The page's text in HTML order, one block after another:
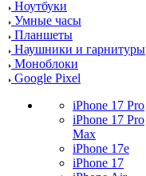
Ноутбуки
Умные часы
Планшеты
Наушники и гарнитуры
Моноблоки
Google Pixel
iPhone 17 Pro
iPhone 17 Pro
Max
iPhone 17e
iPhone 17